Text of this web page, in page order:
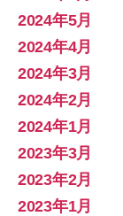
2024年5月
2024年4月
2024年3月
2024年2月
2024年1月
2023年3月
2023年2月
2023年1月